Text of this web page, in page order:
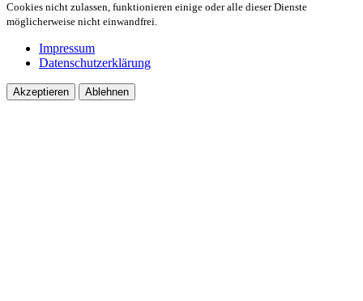
Cookies nicht zulassen, funktionieren einige oder alle dieser Dienste
möglicherweise nicht einwandfrei.
Impressum
Datenschutzerklärung
Akzeptieren Ablehnen